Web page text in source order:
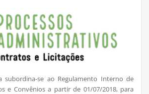
subordina-se ao Regulamento Interno de
e Convênios a partir de 01/07/2018, para